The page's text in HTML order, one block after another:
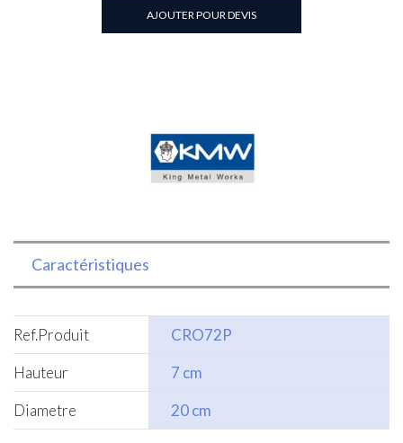
cake
oval
AJOUTER POUR DEVIS
Caractéristiques
Ref.Produit
CRO72P
Hauteur
7 cm
Diametre
20 cm